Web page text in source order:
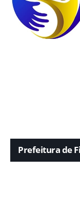
Prefeitura de